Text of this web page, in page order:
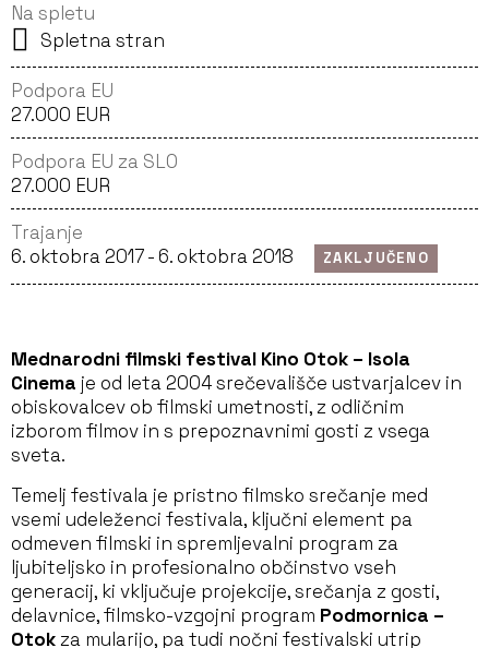
Na spletu
Spletna stran
Podpora EU
27.000 EUR
Podpora EU za SLO
27.000 EUR
Trajanje
6. oktobra 2017 - 6. oktobra 2018
ZAKLJUČENO
Mednarodni filmski festival Kino Otok – Isola
Cinema je od leta 2004 srečevališče ustvarjalcev in
obiskovalcev ob filmski umetnosti, z odličnim
izborom filmov in s prepoznavnimi gosti z vsega
sveta.
Temelj festivala je pristno filmsko srečanje med
vsemi udeleženci festivala, ključni element pa
odmeven filmski in spremljevalni program za
ljubiteljsko in profesionalno občinstvo vseh
generacij, ki vključuje projekcije, srečanja z gosti,
delavnice, filmsko-vzgojni program Podmornica –
Otokza mularijo, pa tudi nočni festivalski utrip